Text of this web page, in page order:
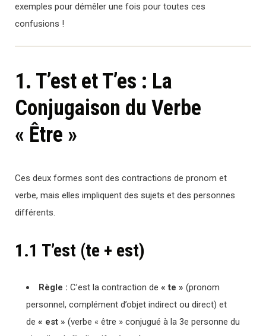
exemples pour démêler une fois pour toutes ces
confusions !
1. T’est et T’es : La
Conjugaison du Verbe
« Être »
Ces deux formes sont des contractions de pronom et
verbe, mais elles impliquent des sujets et des personnes
différents.
1.1 T’est (te + est)
Règle : C’est la contraction de « te » (pronom
personnel, complément d’objet indirect ou direct) et
de « est » (verbe « être » conjugué à la 3e personne du